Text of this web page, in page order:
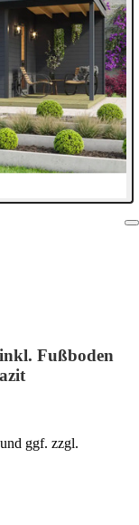
Fußboden
ggf. zzgl.